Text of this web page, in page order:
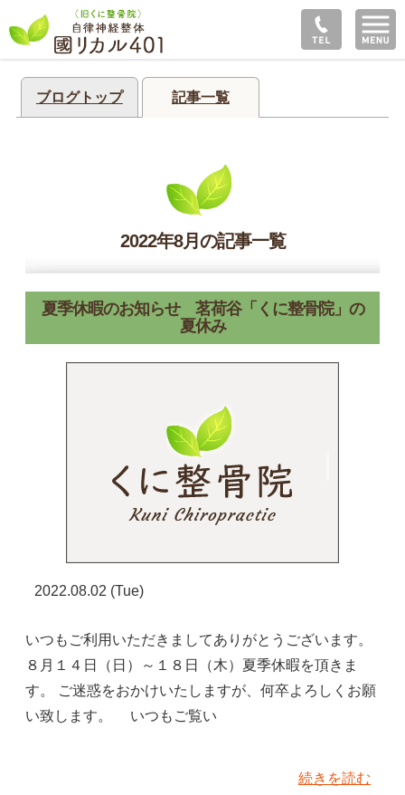
ブログトップ 記事一覧
2022年8月の記事一覧
夏季休暇のお知らせ 茗荷谷「くに整骨院」の
夏休み
2022.08.02 (Tue)
いつもご利用いただきましてありがとうございます。
８月１４日（日）～１８日（木）夏季休暇を頂きま
す。 ご迷惑をおかけいたしますが、何卒よろしくお願
い致します。 いつもご覧い
続きを読む